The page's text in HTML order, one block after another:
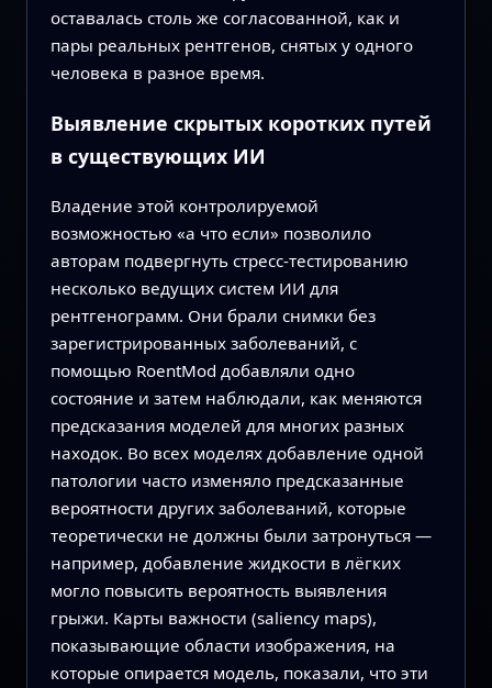
оставалась столь же согласованной, как и
пары реальных рентгенов, снятых у одного
человека в разное время.
Выявление скрытых коротких путей
в существующих ИИ
Владение этой контролируемой
возможностью «а что если» позволило
авторам подвергнуть стресс-тестированию
несколько ведущих систем ИИ для
рентгенограмм. Они брали снимки без
зарегистрированных заболеваний, с
помощью RoentMod добавляли одно
состояние и затем наблюдали, как меняются
предсказания моделей для многих разных
находок. Во всех моделях добавление одной
патологии часто изменяло предсказанные
вероятности других заболеваний, которые
теоретически не должны были затронуться —
например, добавление жидкости в лёгких
могло повысить вероятность выявления
грыжи. Карты важности (saliency maps),
показывающие области изображения, на
которые опирается модель, показали, что эти